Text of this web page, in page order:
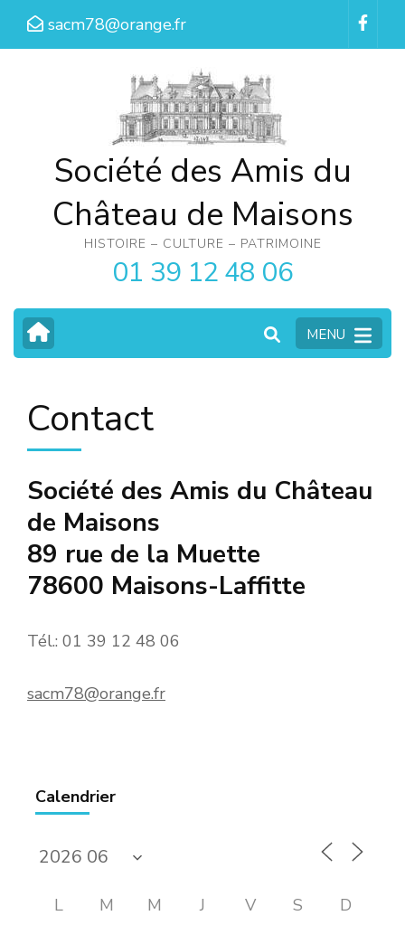
Aller
sacm78@orange.fr
Société des Amis du
Château de Maisons
HISTOIRE – CULTURE – PATRIMOINE
01 39 12 48 06
MENU
Contact
Société des Amis du Château
de Maisons
89 rue de la Muette
78600 Maisons-Laffitte
Tél.: 01 39 12 48 06
sacm78@orange.fr
Calendrier
L M M J V S D